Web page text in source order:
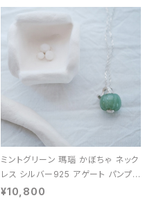
ミントグリーン 瑪瑙 かぼちゃ ネック
レス シルバー925 アゲート パンプキ
ン 天然石 レディース
¥10,800